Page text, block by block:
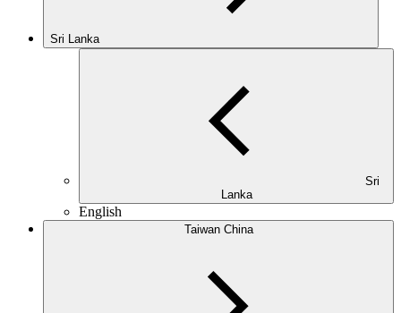
Sri Lanka
Lanka
English
Taiwan China